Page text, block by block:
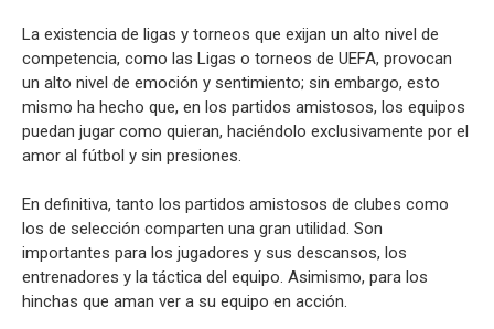
La existencia de ligas y torneos que exijan un alto nivel de
competencia, como las Ligas o torneos de UEFA, provocan
un alto nivel de emoción y sentimiento; sin embargo, esto
mismo ha hecho que, en los partidos amistosos, los equipos
puedan jugar como quieran, haciéndolo exclusivamente por el
amor al fútbol y sin presiones.
En definitiva, tanto los partidos amistosos de clubes como
los de selección comparten una gran utilidad. Son
importantes para los jugadores y sus descansos, los
entrenadores y la táctica del equipo. Asimismo, para los
hinchas que aman ver a su equipo en acción.